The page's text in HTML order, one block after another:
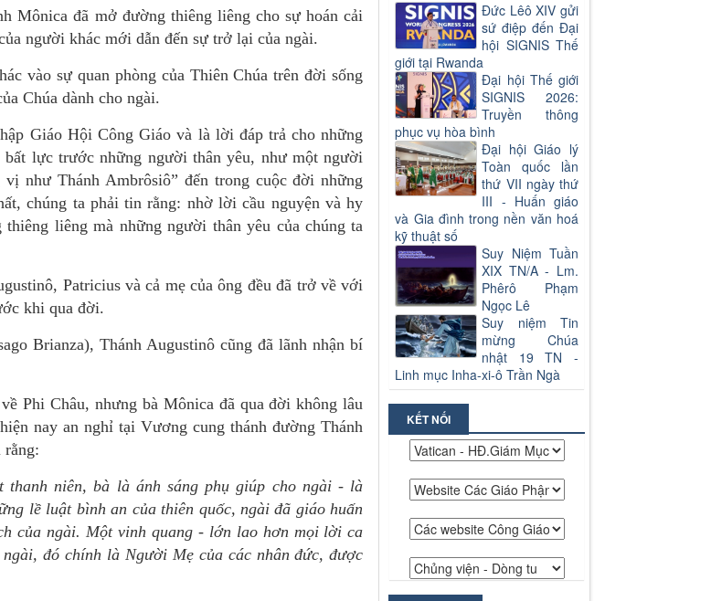
Mônica đã mở đường thiêng liêng cho sự hoán cải
người khác mới dẫn đến sự trở lại của ngài.
vào sự quan phòng của Thiên Chúa trên đời sống
Chúa dành cho ngài.
Giáo Hội Công Giáo và là lời đáp trả cho những
lực trước những người thân yêu, như một người
như Thánh Ambrôsiô” đến trong cuộc đời những
chúng ta phải tin rằng: nhờ lời cầu nguyện và hy
liêng mà những người thân yêu của chúng ta
Patricius và cả mẹ của ông đều đã trở về với
khi qua đời.
Brianza), Thánh Augustinô cũng đã lãnh nhận bí
Phi Châu, nhưng bà Mônica đã qua đời không lâu
nay an nghỉ tại Vương cung thánh đường Thánh
niên, bà là ánh sáng phụ giúp cho ngài - là
lề luật bình an của thiên quốc, ngài đã giáo huấn
của ngài. Một vinh quang - lớn lao hơn mọi lời ca
đó chính là Người Mẹ của các nhân đức, được
Đức Lêô XIV gửi
sứ điệp đến Đại
hội SIGNIS Thế
giới tại Rwanda
Đại hội Thế giới
SIGNIS 2026:
Truyền thông
phục vụ hòa bình
Đại hội Giáo lý
Toàn quốc lần
thứ VII ngày thứ
III - Huấn giáo
và Gia đình trong nền văn hoá
kỹ thuật số
Suy Niệm Tuần
XIX TN/A - Lm.
Phêrô Phạm
Ngọc Lê
Suy niệm Tin
mừng Chúa
nhật 19 TN -
Linh mục Inha-xi-ô Trần Ngà
KẾT NỐI